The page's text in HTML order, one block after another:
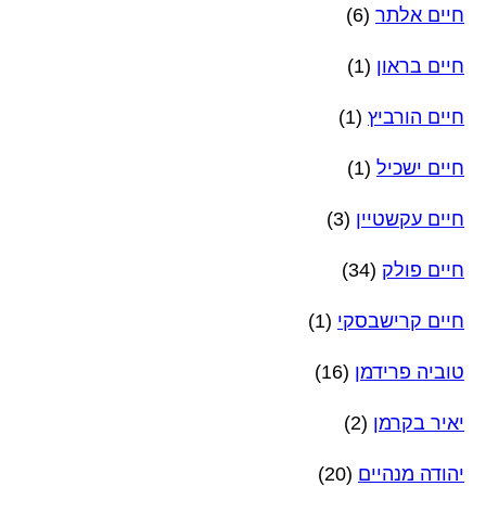
חיים אלתר (6)
חיים בראון (1)
חיים הורביץ (1)
חיים ישכיל (1)
חיים עקשטיין (3)
חיים פולק (34)
חיים קרישבסקי (1)
טוביה פרידמן (16)
יאיר בקרמן (2)
יהודה מנהיים (20)